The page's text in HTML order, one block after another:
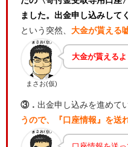
ました。出金申し込みして
という突然、 大金が貰える
まさお(仮)
大金が貰える
③． 出金申し込みを進めて
うので、『口座情報』を送